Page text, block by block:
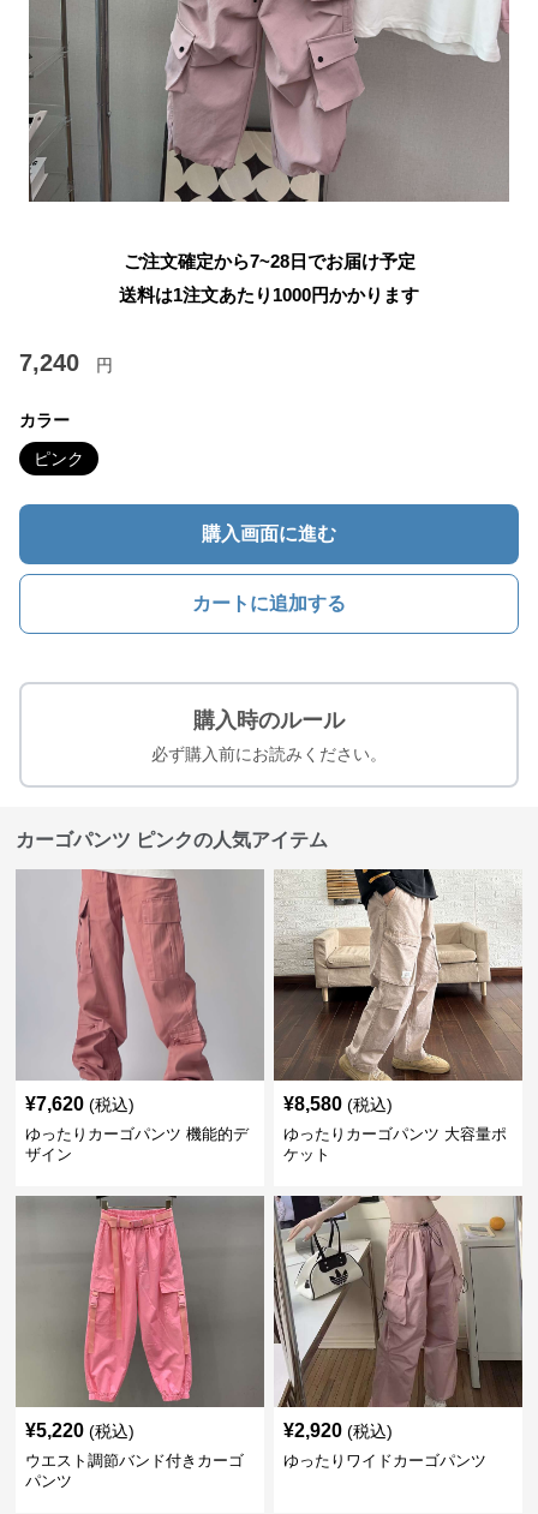
ご注文確定から7~28日でお届け予定
送料は1注文あたり 1000円かかります
7,240 円
カラー
ピンク
購入画面に進む
カートに追加する
購入時のルール
必ず購入前にお読みください。
カーゴパンツ ピンクの人気アイテム
¥7,620 (税込)
ゆったりカーゴパンツ 機能的デ
ザイン
¥8,580 (税込)
ゆったりカーゴパンツ 大容量ポ
ケット
¥5,220 (税込)
ウエスト調節バンド付きカーゴ
パンツ
¥2,920 (税込)
ゆったりワイドカーゴパンツ